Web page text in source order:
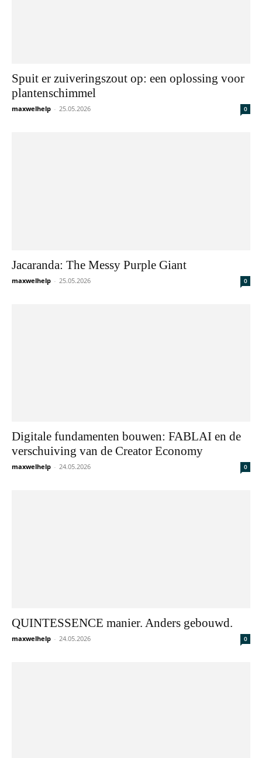
Spuit er zuiveringszout op: een oplossing voor
plantenschimmel
maxwelhelp - 25.05.2026 0
Jacaranda: The Messy Purple Giant
maxwelhelp - 25.05.2026 0
Digitale fundamenten bouwen: FABLAI en de
verschuiving van de Creator Economy
maxwelhelp - 24.05.2026 0
QUINTESSENCE manier. Anders gebouwd.
maxwelhelp - 24.05.2026 0